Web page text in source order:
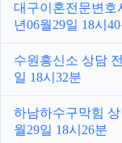
대구이혼전문변호
년06월29일 18시
수원흥신소 상담
일 18시32분
하남하수구막힘
월29일 18시26분